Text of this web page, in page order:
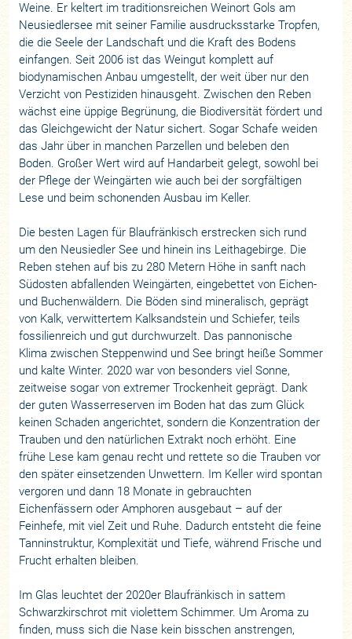
Weine. Er keltert im traditionsreichen Weinort Gols am
Neusiedlersee mit seiner Familie ausdrucksstarke Tropfen,
die die Seele der Landschaft und die Kraft des Bodens
einfangen. Seit 2006 ist das Weingut komplett auf
biodynamischen Anbau umgestellt, der weit über nur den
Verzicht von Pestiziden hinausgeht. Zwischen den Reben
wächst eine üppige Begrünung, die Biodiversität fördert und
das Gleichgewicht der Natur sichert. Sogar Schafe weiden
das Jahr über in manchen Parzellen und beleben den
Boden. Großer Wert wird auf Handarbeit gelegt, sowohl bei
der Pflege der Weingärten wie auch bei der sorgfältigen
Lese und beim schonenden Ausbau im Keller.
Die besten Lagen für Blaufränkisch erstrecken sich rund
um den Neusiedler See und hinein ins Leithagebirge. Die
Reben stehen auf bis zu 280 Metern Höhe in sanft nach
Südosten abfallenden Weingärten, eingebettet von Eichen-
und Buchenwäldern. Die Böden sind mineralisch, geprägt
von Kalk, verwittertem Kalksandstein und Schiefer, teils
fossilienreich und gut durchwurzelt. Das pannonische
Klima zwischen Steppenwind und See bringt heiße Sommer
und kalte Winter. 2020 war von besonders viel Sonne,
zeitweise sogar von extremer Trockenheit geprägt. Dank
der guten Wasserreserven im Boden hat das zum Glück
keinen Schaden angerichtet, sondern die Konzentration der
Trauben und den natürlichen Extrakt noch erhöht. Eine
frühe Lese kam genau recht und rettete so die Trauben vor
den später einsetzenden Unwettern. Im Keller wird spontan
vergoren und dann 18 Monate in gebrauchten
Eichenfässern oder Amphoren ausgebaut – auf der
Feinhefe, mit viel Zeit und Ruhe. Dadurch entsteht die feine
Tanninstruktur, Komplexität und Tiefe, während Frische und
Frucht erhalten bleiben.
Im Glas leuchtet der 2020er Blaufränkisch in sattem
Schwarzkirschrot mit violettem Schimmer. Um Aroma zu
finden, muss sich die Nase kein bisschen anstrengen,